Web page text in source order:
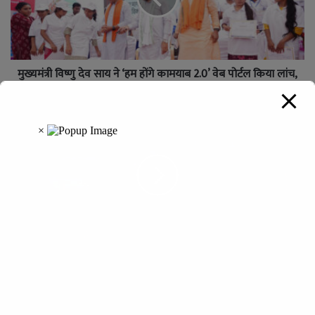
मुख्यमंत्री विष्णु देव साय ने ‘हम होंगे कामयाब 2.0’ वेब पोर्टल किया लांच,